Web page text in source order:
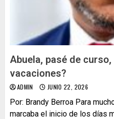
Abuela, pasé de
vacaciones?
ADMIN JUNIO 22, 2026
Por: Brandy Berroa Para
marcaba el inicio de los días